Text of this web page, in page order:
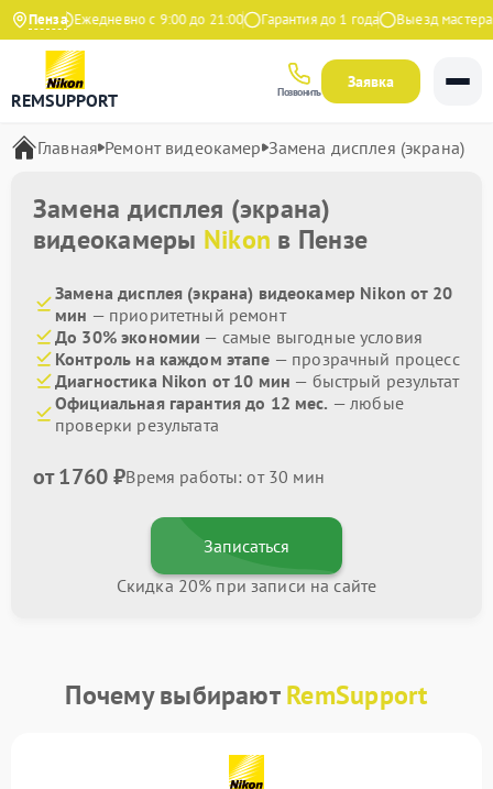
ПензаЕжедневно с 9:00 до 21:00 Гарантия до 1 года Выезд мастера
REMSUPPORT Позвонить
Заявка
Главная Ремонт видеокамер Замена дисплея (экрана)
Замена дисплея (экрана)
видеокамеры Nikon в Пензе
Замена дисплея (экрана) видеокамер Nikon от 20
мин — приоритетный ремонт
До 30% экономии — самые выгодные условия
Контроль на каждом этапе — прозрачный процесс
Диагностика Nikon от 10 мин — быстрый результат
Официальная гарантия до 12 мес. — любые
проверки результата
от 1760 ₽Время работы: от 30 мин
Записаться
Скидка 20% при записи на сайте
Почему выбираютRemSupport